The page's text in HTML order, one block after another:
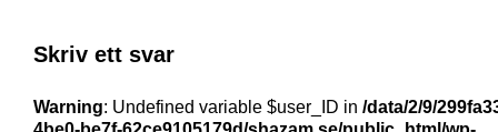
Skriv ett svar
Warning: Undefined variable $user_ID in /data/2/9/